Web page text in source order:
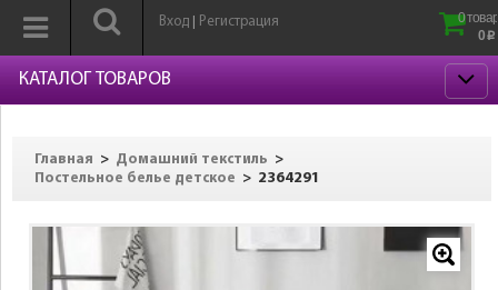
Вход Регистрация
0
0 p
КАТАЛОГ ТОВАРОВ
Главная > Домашний текстиль >
Постельное белье детское > 2364291